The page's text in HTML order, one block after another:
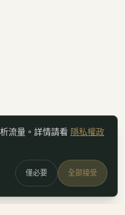
流量。詳情請看 隱私權政
僅必要 全部接受